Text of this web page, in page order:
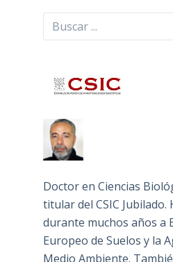
Buscar
Doctor en Ciencias
titular del CSIC
durante muchos años a
Europeo de Suelos y la
Medio Ambiente.